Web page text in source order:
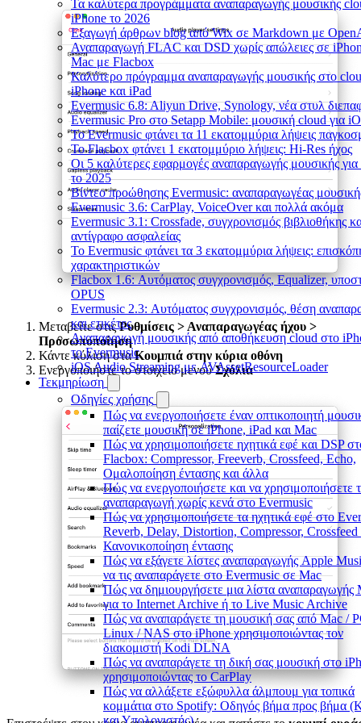
Τα καλύτερα προγράμματα αναπαραγωγής μουσικής
iPhone το 2026
Εξαγωγή άρθρων blog από Wix σε Markdown με
Αναπαραγωγή FLAC και DSD χωρίς απώλειες σε
Mac με Flacbox
Καλύτερο πρόγραμμα αναπαραγωγής μουσικής στο
iPhone και iPad
Evermusic 6.8: Aliyun Drive, Synology, νέα στυλ
Evermusic Pro στο Setapp Mobile: μουσική cloud για
Το Evermusic φτάνει τα 11 εκατομμύρια λήψεις
Το Flacbox φτάνει 1 εκατομμύριο λήψεις: Hi-Res ήχος
Οι 5 καλύτερες εφαρμογές αναπαραγωγής μουσικής
το 2025
Βίντεο προώθησης Evermusic: αναπαραγωγέας
Evermusic 3.6: CarPlay, VoiceOver και πολλά ακόμα
Evermusic 3.1: Crossfade, συγχρονισμός βιβλιοθήκης
αντίγραφο ασφαλείας
Το Evermusic φτάνει τα 3 εκατομμύρια λήψεις:
χαρακτηριστικών
Flacbox 1.6: Αυτόματος συγχρονισμός, Equalizer,
OPUS
Evermusic 2.3: Αυτόματος συγχρονισμός, θέση
και ετικέτες
Αναπαραγωγή μουσικής από αποθήκευση cloud στο
το Evermusic
iOS Audio Streaming με AVAssetResourceLoader
Τεκμηρίωση
Οδηγίες χρήσης
Πώς να ενεργοποιήσετε έναν οπτικοποιητή
παίζετε μουσική σε iPhone, iPad και Mac
Πώς να χρησιμοποιήσετε ηχητικά εφέ και DSP
Flacbox: Compressor, Freeverb, Crossfeed, Echo,
Ομαλοποίηση έντασης και άλλα
Πώς να ενεργοποιήσετε και να χρησιμοποιήσετε
αναπαραγωγή χωρίς κενά στο Evermusic
Πώς να χρησιμοποιήσετε τα ηχητικά εφέ στο
Reverb, Delay, Distortion, Compressor, Crossfeed
Κανονικοποίηση έντασης
Πώς να εξάγετε λίστες αναπαραγωγής Apple
να τις αναπαράγετε στο Evermusic σε Mac
Πώς να δημιουργήσετε μια λίστα αναπαραγωγής
για το Internet Archive ή το Live Music Archive
Πώς να αναπαράγετε τη μουσική σας από Mac /
Linux / NAS στο iPhone χρησιμοποιώντας τον
διακομιστή Kodi DLNA
Πώς να αναπαράγετε τη δική σας μουσική στο
χρησιμοποιώντας το CarPlay
Πώς να αλλάξετε εξώφυλλα άλμπουμ για τοπικά
κομμάτια στο Spotify: Οδηγός βήμα προς βήμα
και Υπολογιστής)
Μεταβείτε στιςΡυθμίσεις > Αναπαραγωγέας ήχου >
Προσωποποίηση
Κάντε κύλιση σταΚουμπιά στην κύρια οθόνη
Ενεργοποιήστε το στοιχείο μενούΣχόλια